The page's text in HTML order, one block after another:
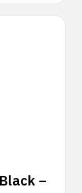
–